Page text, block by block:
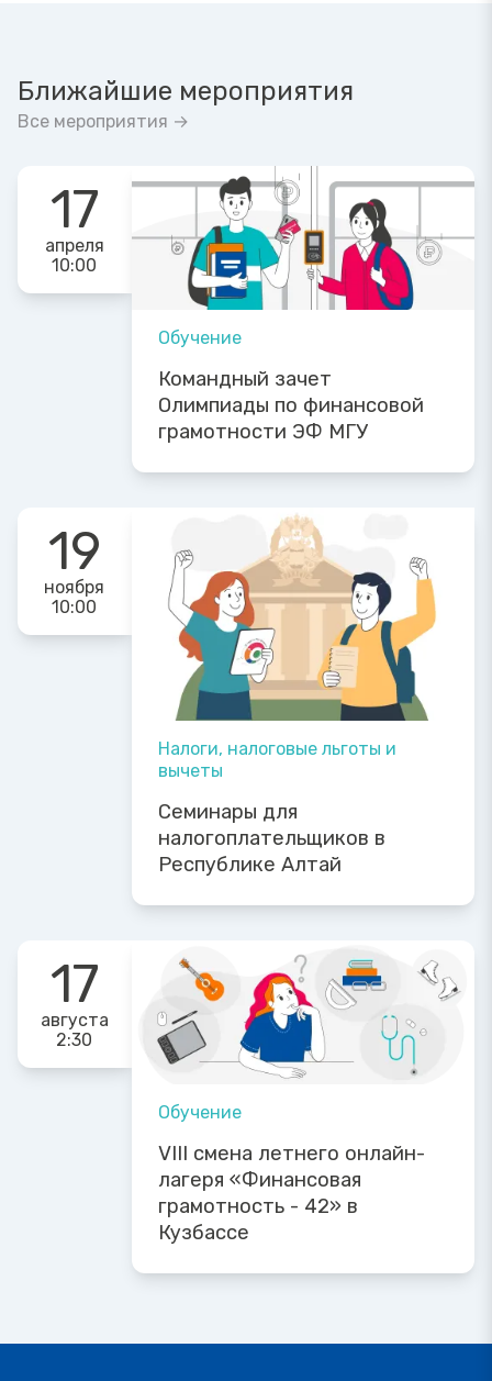
Ближайшие мероприятия
Все мероприятия →
17
апреля
10:00
Обучение
Командный зачет
Олимпиады по финансовой
грамотности ЭФ МГУ
19
ноября
10:00
Налоги, налоговые льготы и
вычеты
Семинары для
налогоплательщиков в
Республике Алтай
17
августа
2:30
Обучение
VIII смена летнего онлайн-
лагеря «Финансовая
грамотность - 42» в
Кузбассе